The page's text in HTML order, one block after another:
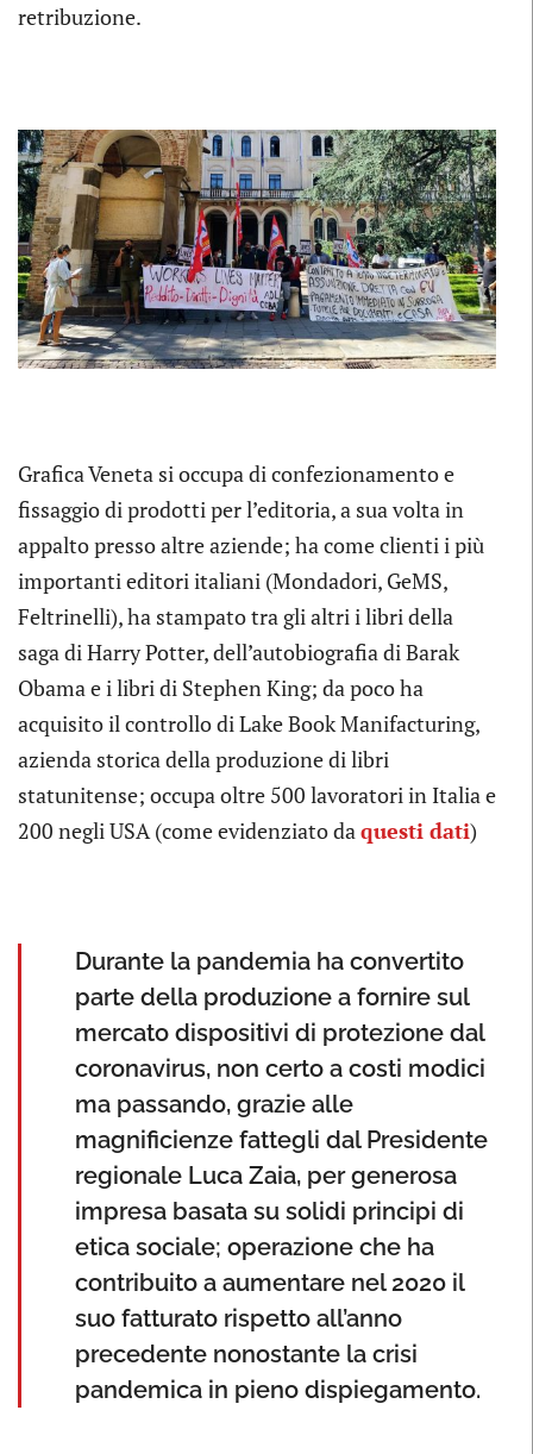
retribuzione.
Grafica Veneta si occupa di confezionamento e
fissaggio di prodotti per l’editoria, a sua volta in
appalto presso altre aziende; ha come clienti i più
importanti editori italiani (Mondadori, GeMS,
Feltrinelli), ha stampato tra gli altri i libri della
saga di Harry Potter, dell’autobiografia di Barak
Obama e i libri di Stephen King; da poco ha
acquisito il controllo di Lake Book Manifacturing,
azienda storica della produzione di libri
statunitense; occupa oltre 500 lavoratori in Italia e
200 negli USA (come evidenziato daquesti dati)
Durante la pandemia ha convertito
parte della produzione a fornire sul
mercato dispositivi di protezione dal
coronavirus, non certo a costi modici
ma passando, grazie alle
magnificienze fattegli dal Presidente
regionale Luca Zaia, per generosa
impresa basata su solidi principi di
etica sociale; operazione che ha
contribuito a aumentare nel 2020 il
suo fatturato rispetto all’anno
precedente nonostante la crisi
pandemica in pieno dispiegamento.